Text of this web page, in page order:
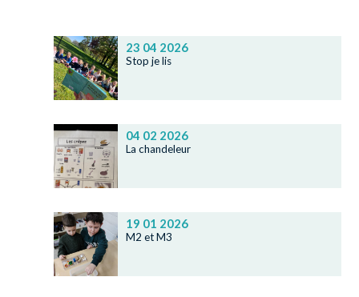
23 04 2026
Stop je lis
04 02 2026
La chandeleur
19 01 2026
M2 et M3